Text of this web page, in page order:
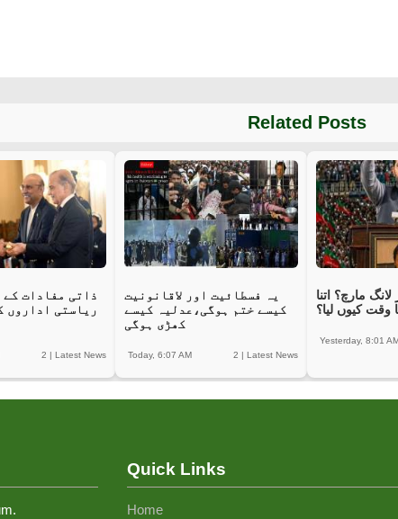
Related Posts
ذاتی مفادات
ریاستی اداروں
2 | Latest News
یہ فسطائیت اور لاقانونیت
کیسے ختم ہوگی،عدلیہ کیسے
کھڑی ہوگی
2 | Latest News
Today, 6:07 AM
مارچ؟ اتنا
وقت کیوں لیا؟
Yesterday, 8:01
Quick Links
Home